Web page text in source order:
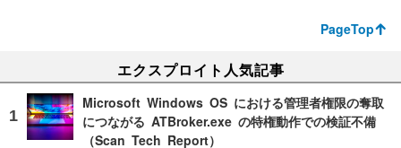
PageTop
エクスプロイト人気記事
Microsoft Windows OS における管理者権限の奪取
につながる ATBroker.exe の特権動作での検証不備
（Scan Tech Report）